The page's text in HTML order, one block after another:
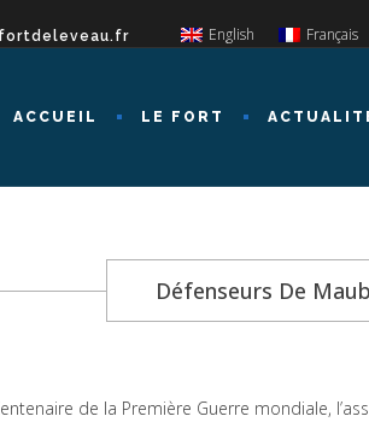
English Français
ACCUEIL LE FORT
Défenseurs De
de la Première Guerre mondiale,